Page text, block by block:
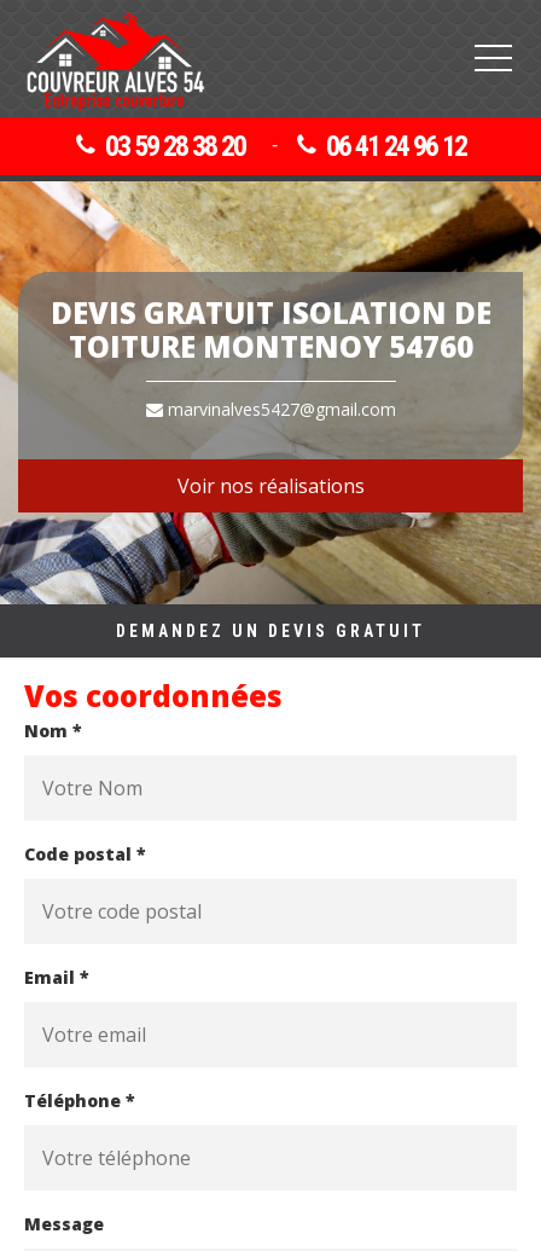
03 59 28 38 20 - 06 41 24 96 12
DEVIS GRATUIT ISOLATION DE
TOITURE MONTENOY 54760
marvinalves5427@gmail.com
Voir nos réalisations
DEMANDEZ UN DEVIS GRATUIT
Vos coordonnées
Nom *
Code postal *
Email *
Téléphone *
Message